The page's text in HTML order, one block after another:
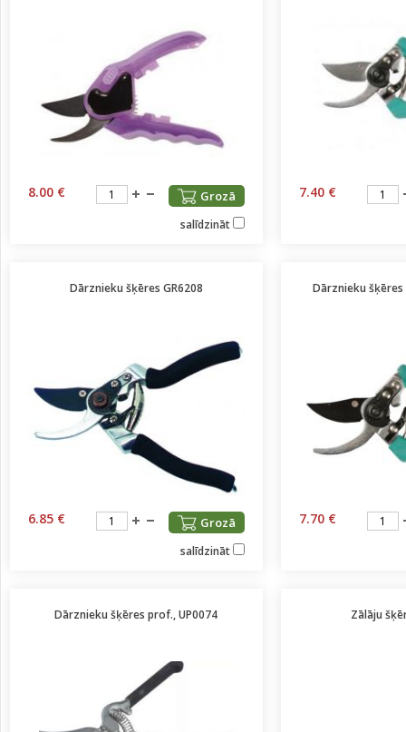
8.00 € Grozā
salīdzināt
7.40 €
Dārznieku šķēres GR6208
6.85 € Grozā
salīdzināt
Dārznieku
7.70 €
Dārznieku šķēres prof., UP0074 Zālāju